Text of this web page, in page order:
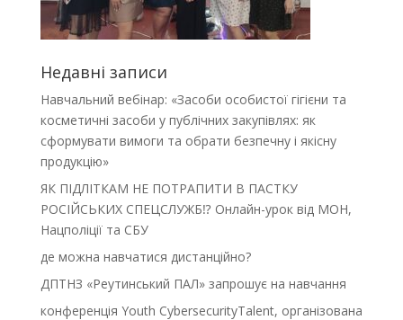
Недавні записи
Навчальний вебінар: «Засоби особистої гігієни та
косметичні засоби у публічних закупівлях: як
сформувати вимоги та обрати безпечну і якісну
продукцію»
ЯК ПІДЛІТКАМ НЕ ПОТРАПИТИ В ПАСТКУ
РОСІЙСЬКИХ СПЕЦСЛУЖБ⁉️ Онлайн-урок від МОН,
Нацполіції та СБУ
де можна навчатися дистанційно?
ДПТНЗ «Реутинський ПАЛ» запрошує на навчання
конференція Youth CybersecurityTalent, організована